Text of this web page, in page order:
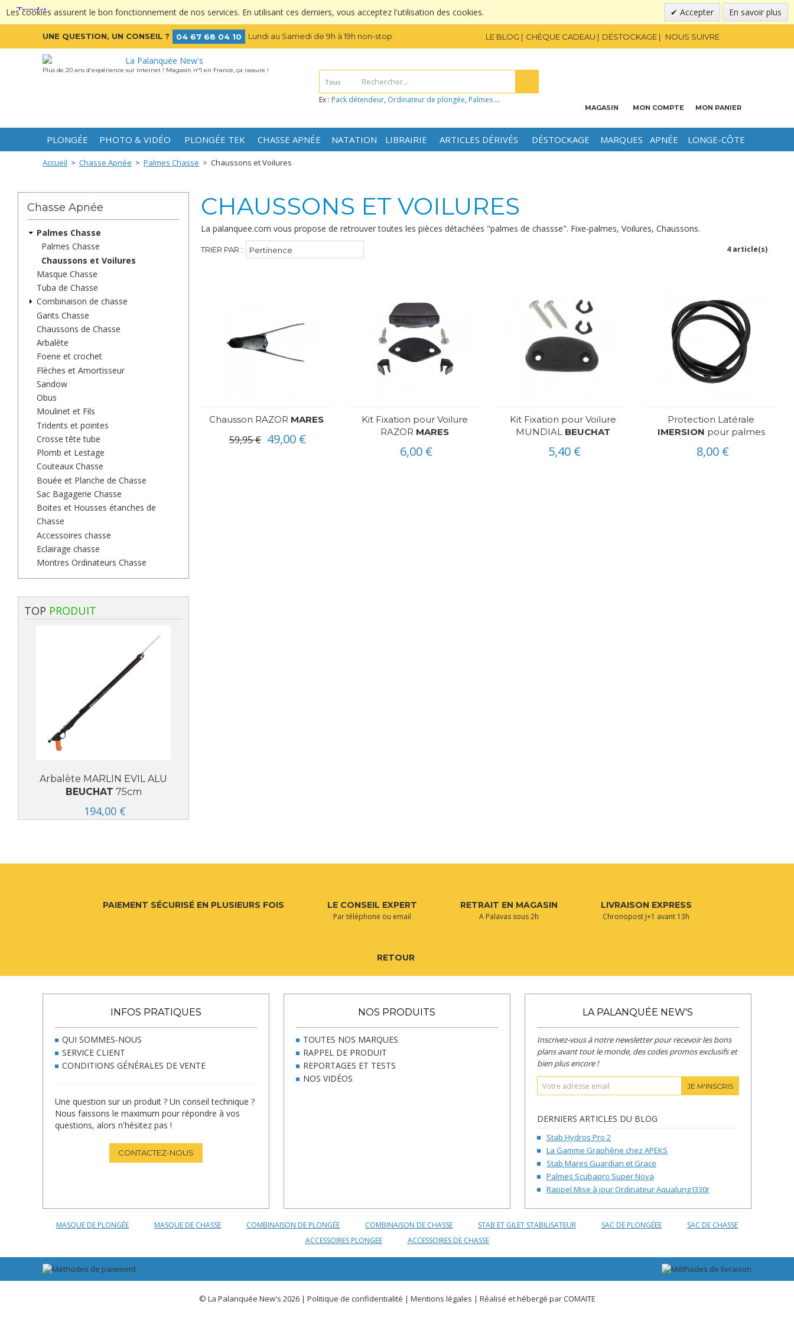
Les cookies assurent le bon fonctionnement de nos services. En utilisant ces derniers, vous acceptez l'utilisation des cookies. Accepter En savoir plus
UNE QUESTION, UN CONSEIL ? 04 67 68 04 10 Lundi au Samedi de 9h à 19h non-stop. LE BLOG CHÈQUE CADEAU DÉSTOCKAGE NOUS SUIVRE
Plus de 20 ans d'expérience sur internet ! Magasin n°1 en France, ça rassure !
MAGASIN MON COMPTE MON PANIER
PLONGÉE PHOTO & VIDÉO PLONGÉE TEK CHASSE APNÉE NATATION LIBRAIRIE ARTICLES DÉRIVÉS DÉSTOCKAGE MARQUES APNÉE LONGE-CÔTE
Tous
Ex : Pack détendeur, Ordinateur de plongée, Palmes ...
Accueil > Chasse Apnée > Palmes Chasse > Chaussons et Voilures
Chasse Apnée
Palmes Chasse
Palmes Chasse
Chaussons et Voilures
Masque Chasse
Tuba de Chasse
Combinaison de chasse
Gants Chasse
Chaussons de Chasse
Arbalète
Foene et crochet
Flèches et Amortisseur
Sandow
Obus
Moulinet et Fils
Tridents et pointes
Crosse tête tube
Plomb et Lestage
Couteaux Chasse
Bouée et Planche de Chasse
Sac Bagagerie Chasse
Boites et Housses étanches de
Chasse
Accessoires chasse
Eclairage chasse
Montres Ordinateurs Chasse
TOP PRODUIT
Arbalète MARLIN EVIL ALU
BEUCHAT 75cm
194,00 €
CHAUSSONS ET VOILURES
La palanquee.com vous propose de retrouver toutes les pièces détachées "palmes de chassse". Fixe-palmes, Voilures, Chaussons.
TRIER PAR Pertinence 4 article(s)
Chausson RAZOR MARES
59,95 € 49,00 €
Kit Fixation pour Voilure
RAZOR MARES
6,00 €
Kit Fixation pour Voilure
MUNDIAL BEUCHAT
5,40 €
Protection Latérale
IMERSION pour palmes
8,00 €
PAIEMENT SÉCURISÉ EN PLUSIEURS FOIS LE CONSEIL EXPERT
Par téléphone ou email
RETRAIT EN MAGASIN
A Palavas sous 2h
LIVRAISON EXPRESS
Chronopost J+1 avant 13h
RETOUR
INFOS PRATIQUES
QUI SOMMES-NOUS
SERVICE CLIENT
CONDITIONS GÉNÉRALES DE VENTE
Une question sur un produit ? Un conseil technique ?
Nous faissons le maximum pour répondre à vos
questions, alors n'hésitez pas !
CONTACTEZ-NOUS
NOS PRODUITS
TOUTES NOS MARQUES
RAPPEL DE PRODUIT
REPORTAGES ET TESTS
NOS VIDÉOS
LA PALANQUÉE NEW'S
Inscrivez-vous à notre newsletter pour recevoir les bons
plans avant tout le monde, des codes promos exclusifs et
bien plus encore !
JE M'INSCRIS
DERNIERS ARTICLES DU BLOG
Stab Hydros Pro 2
La Gamme Graphène chez APEKS
Stab Mares Guardian et Grace
Palmes Scubapro Super Nova
Rappel Mise à jour Ordinateur Aqualung I330r
MASQUE DE PLONGÉE MASQUE DE CHASSE COMBINAISON DE PLONGÉE COMBINAISON DE CHASSE STAB ET GILET STABILISATEUR SAC DE PLONGÉEE
SAC DE CHASSE
ACCESSOIRES PLONGEE
ACCESSOIRES DE CHASSE
© La Palanquée New's 2026 | Politique de confidentialité | Mentions légales | Réalisé et hébergé parCOMAITE